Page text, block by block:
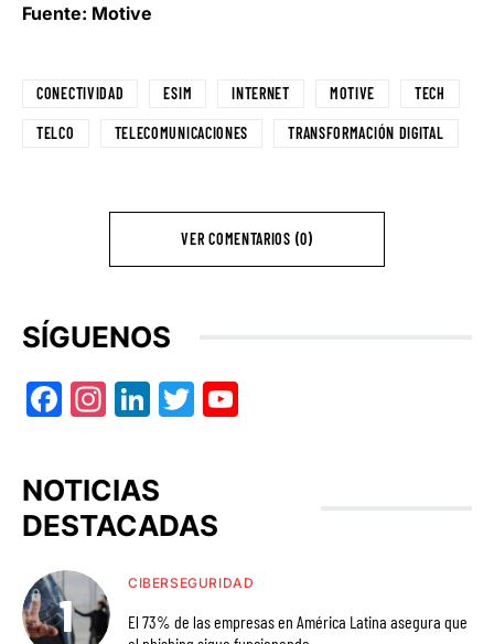
Fuente: Motive
CONECTIVIDAD ESIM INTERNET MOTIVE TECH
TELCO TELECOMUNICACIONES TRANSFORMACIÓN DIGITAL
VER COMENTARIOS (0)
SÍGUENOS
Facebook
Instagram
LinkedIn
Twitter
NOTICIAS
DESTACADAS
CIBERSEGURIDAD
El 73% de las empresas en América Latina asegura que